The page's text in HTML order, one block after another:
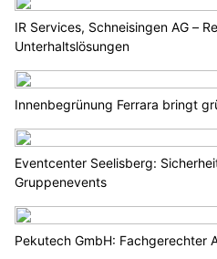
IR Services, Schneisingen AG –
Unterhaltslösungen
Innenbegrünung Ferrara bringt
Eventcenter Seelisberg:
Gruppenevents
Pekutech GmbH: Fachgerechter